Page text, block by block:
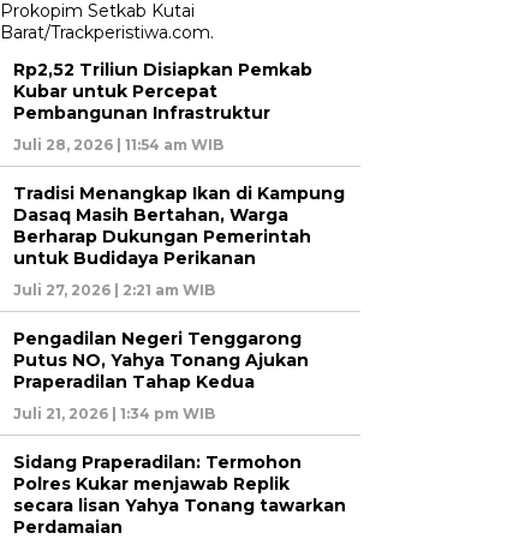
Rp2,52 Triliun Disiapkan Pemkab
Kubar untuk Percepat
Pembangunan Infrastruktur
Juli 28, 2026 | 11:54 am WIB
Tradisi Menangkap Ikan di Kampung
Dasaq Masih Bertahan, Warga
Berharap Dukungan Pemerintah
untuk Budidaya Perikanan
Juli 27, 2026 | 2:21 am WIB
Pengadilan Negeri Tenggarong
Putus NO, Yahya Tonang Ajukan
Praperadilan Tahap Kedua
Juli 21, 2026 | 1:34 pm WIB
Sidang Praperadilan: Termohon
Polres Kukar menjawab Replik
secara lisan Yahya Tonang tawarkan
Perdamaian